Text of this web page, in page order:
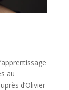
au
d’Olivier